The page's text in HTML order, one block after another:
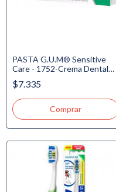
PASTA G.U.M® Sensitive
Care - 1752-Crema Dental
para dientes sensibles - 90gr.
$7.335